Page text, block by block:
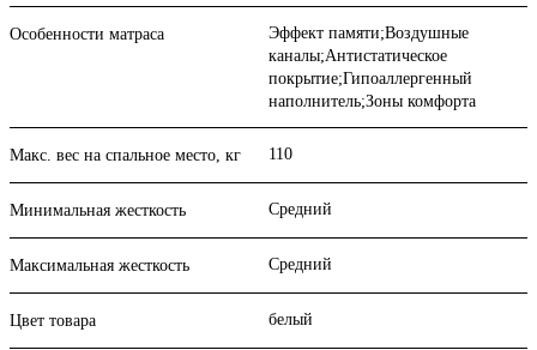
Особенности матраса
Эффект памяти;Воздушные
каналы;Антистатическое
покрытие;Гипоаллергенный
наполнитель;Зоны комфорта
Макс. вес на спальное место, кг 110
Минимальная жесткость Средний
Максимальная жесткость Средний
Цвет товара белый